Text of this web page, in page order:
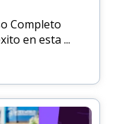
Completo
en esta ...